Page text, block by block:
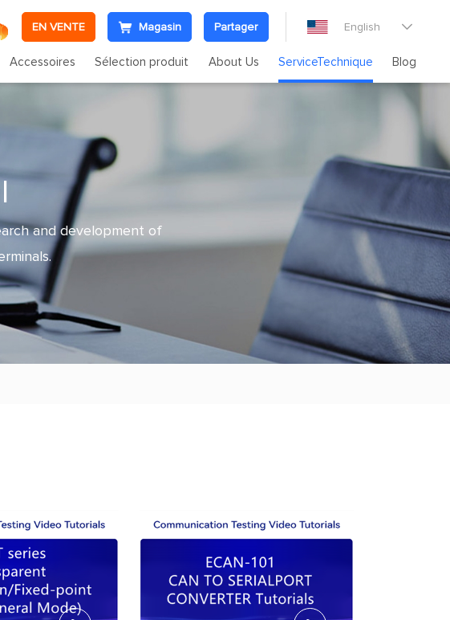
EN VENTE Magasin Partager English 
Accessoires Sélection produit About Us ServiceTechnique Blog
and development of